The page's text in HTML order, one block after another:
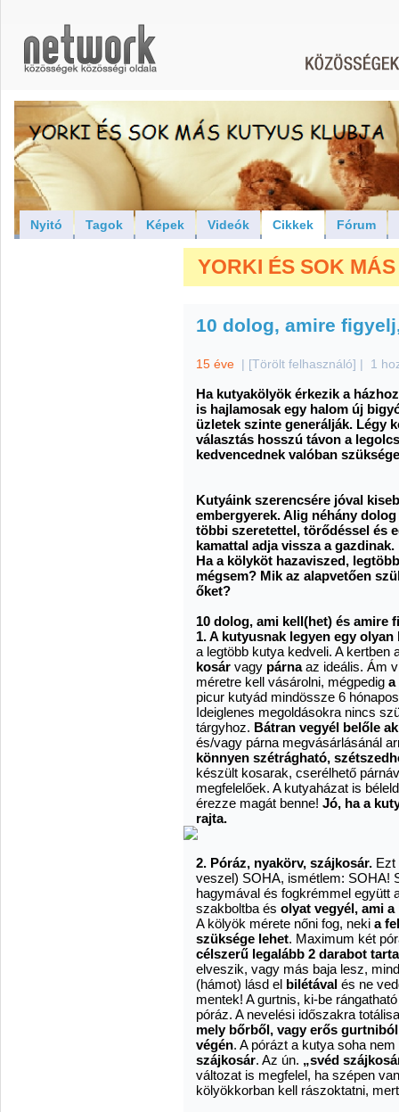
Nyitó Tagok Képek Videók Cikkek Fórum
YORKI ÉS SOK
10 dolog, amire
15 éve | [Törölt felhasználó] | 1
Ha kutyakölyök érkezik a
is hajlamosak egy halom új
üzletek szinte generálják. Légy
választás hosszú távon a
kedvencednek valóban
Kutyáink szerencsére jóval
embergyerek. Alig néhány
többi szeretettel, törődéssel és
kamattal adja vissza a gazdinak.
Ha a kölyköt hazaviszed,
mégsem? Mik az alapvetően
őket?
10 dolog, ami kell(het) és amire
1. A kutyusnak legyen egy olyan
a legtöbb kutya kedveli. A kertben
kosár vagy párnaaz ideális. Ám
méretre kell vásárolni, mégpedig a
picur kutyád mindössze 6
Ideiglenes megoldásokra nincs
tárgyhoz. Bátran vegyél belőle
és/vagy párna megvásárlásánál
könnyen szétrágható,
készült kosarak, cserélhető
megfelelőek. A kutyaházat is
érezze magát benne! Jó, ha a
rajta.
2. Póráz, nyakörv, szájkosár. Ezt
veszel) SOHA, ismétlem: SOHA!
hagymával és fogkrémmel együtt
szakboltba és olyat vegyél, ami
A kölyök mérete nőni fog, neki a
szüksége lehet. Maximum két
célszerű legalább 2 darabot
elveszik, vagy más baja lesz,
(hámot) lásd el bilétával és ne
mentek! A gurtnis, ki-be
póráz. A nevelési időszakra
mely bőrből, vagy erős
végén. A pórázt a kutya soha
szájkosár. Az ún. „svéd
változat is megfelel, ha szépen
kölyökkorban kell rászoktatni,